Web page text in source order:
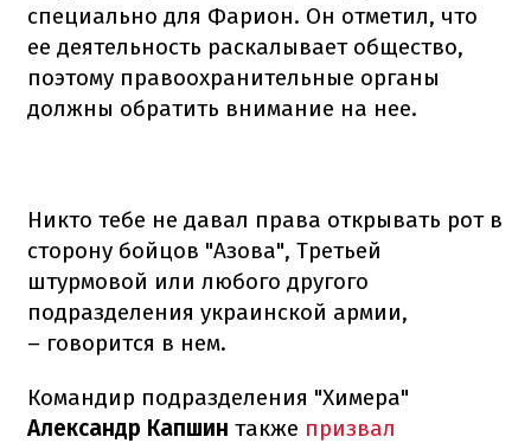
специально для Фарион. Он отметил, что
ее деятельность раскалывает общество,
поэтому правоохранительные органы
должны обратить внимание на нее.
Никто тебе не давал права открывать рот в
сторону бойцов "Азова", Третьей
штурмовой или любого другого
подразделения украинской армии,
– говорится в нем.
Командир подразделения "Химера"
Александр Капшин также призвал